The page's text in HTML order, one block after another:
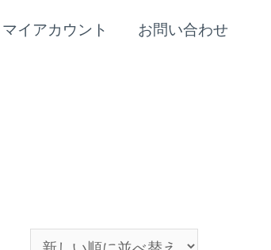
マイアカウント お問い合わせ